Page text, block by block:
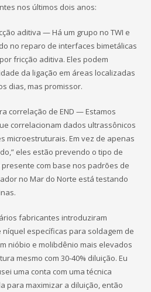
nos últimos dois anos:
aditiva — Há um grupo no TWI e
no reparo de interfaces bimetálicas
fricção aditiva. Eles podem
da ligação em áreas localizadas
dias, mas promissor.
correlação de END — Estamos
correlacionam dados ultrassônicos
microestruturais. Em vez de apenas
eles estão prevendo o tipo de
com base nos padrões de
no Mar do Norte está testando
fabricantes introduziram
níquel específicas para soldagem de
nióbio e molibdênio mais elevados
mesmo com 30-40% diluição. Eu
uma conta com uma técnica
para maximizar a diluição, então